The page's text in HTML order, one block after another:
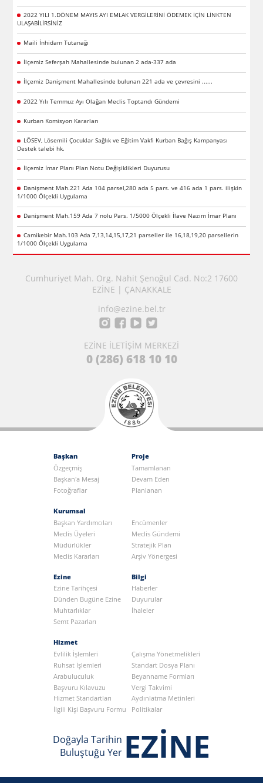
2022 YILI 1.DÖNEM MAYIS AYI EMLAK VERGİLERİNİ ÖDEMEK İÇİN LİNKTEN
ULAŞABİLİRSİNİZ
Maili İnhidam Tutanağı
İlçemiz Seferşah Mahallesinde bulunan 2 ada-337 ada
İlçemiz Danişment Mahallesinde bulunan 221 ada ve çevresini ......
2022 Yılı Temmuz Ayı Olağan Meclis Toptandı Gündemi
Kurban Komisyon Kararları
LÖSEV, Lösemili Çocuklar Sağlık ve Eğitim Vakfı Kurban Bağış Kampanyası
Destek talebi hk.
İlçemiz İmar Planı Plan Notu Değişiklikleri Duyurusu
Danişment Mah.221 Ada 104 parsel,280 ada 5 pars. ve 416 ada 1 pars. ilişkin
1/1000 Ölçekli Uygulama
Danişment Mah.159 Ada 7 nolu Pars. 1/5000 Ölçekli İlave Nazım İmar Planı
Camikebir Mah.103 Ada 7,13,14,15,17,21 parseller ile 16,18,19,20 parsellerin
1/1000 Ölçekli Uygulama
Cumhuriyet Mah. Org. Nahit Şenoğul Cad. No:2 17600
EZİNE | ÇANAKKALE
info@ezine.bel.tr
EZİNE İLETİŞİM MERKEZİ
0 (286) 618 10 10
Başkan
Özgeçmiş
Başkan'a Mesaj
Fotoğraflar
Proje
Tamamlanan
Devam Eden
Planlanan
Kurumsal
Başkan Yardımcıları
Encümenler
Meclis Üyeleri
Meclis Gündemi
Müdürlükler
Stratejik Plan
Meclis Kararları
Arşiv Yönergesi
Ezine
Ezine Tarihçesi
Dünden Bugüne Ezine
Muhtarlıklar
Semt Pazarları
Bilgi
Haberler
Duyurular
İhaleler
Hizmet
Evlilik İşlemleri
Çalışma Yönetmelikleri
Ruhsat İşlemleri
Standart Dosya Planı
Arabuluculuk
Beyanname Formları
Başvuru Kılavuzu
Vergi Takvimi
Hizmet Standartları
Aydınlatma Metinleri
İlgili Kişi Başvuru Formu
Politikalar
Doğayla Tarihin
Buluştuğu Yer EZİNE